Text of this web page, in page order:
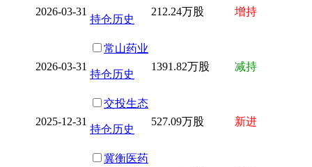
2026-03-31
持仓历史
212.24万股 增持
2026-03-31
常山药业
持仓历史
1391.82万股 减持
2025-12-31
交投生态
持仓历史
527.09万股 新进
冀衡医药